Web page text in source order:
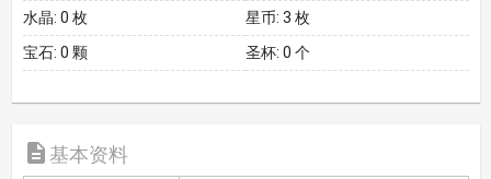
水晶: 0 枚 星币: 3 枚
宝石: 0 颗 圣杯: 0 个
 基本资料